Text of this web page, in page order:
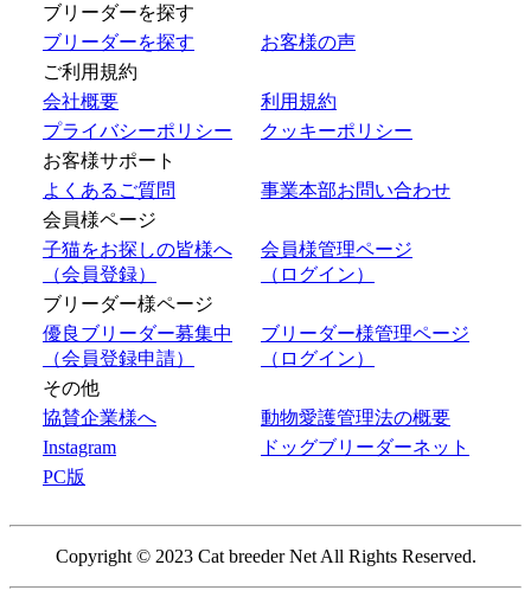
ブリーダーを探す
ブリーダーを探す
お客様の声
ご利用規約
会社概要
利用規約
プライバシーポリシー
クッキーポリシー
お客様サポート
よくあるご質問
事業本部お問い合わせ
会員様ページ
子猫をお探しの皆様へ
（会員登録）
会員様管理ページ
（ログイン）
ブリーダー様ページ
優良ブリーダー募集中
（会員登録申請）
ブリーダー様管理ページ
（ログイン）
その他
協賛企業様へ
動物愛護管理法の概要
Instagram
ドッグブリーダーネット
PC版
Copyright © 2023 Cat breeder Net All Rights Reserved.